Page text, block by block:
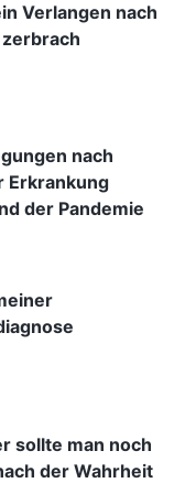
schlecht,
habe keinen
sogar
mich, Deine
mich
Lektion
Abschnitt
die
glauben, wer
Obwohl ein Teil
glaubt und die
Verlangen nach
nach
Erkrankung
der Pandemie
sollte man noch
der Wahrheit